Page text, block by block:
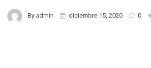
By admin diciembre 15, 2020 0